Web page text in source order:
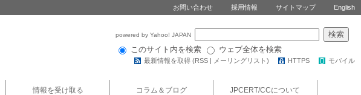
お問い合わせ 採用情報 サイトマップ English
powered by Yahoo! JAPAN
このサイト内を検索 ウェブ全体を検索
最新情報を取得 (RSS | メーリングリスト ) HTTPS モバイル
情報を受け取る コラム＆ブログ JPCERT/CCについて